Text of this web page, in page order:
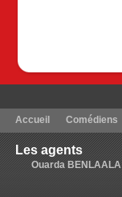
Accueil Comédiens
Les agents
Ouarda BENLAALA